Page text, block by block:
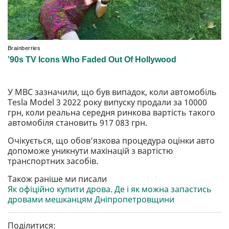
У МВС зазначили, що був випадок, коли автомобіль
Tesla Model 3 2022 року випуску продали за 10000
грн, коли реальна середня ринкова вартість такого
автомобіля становить 917 083 грн.
Очікується, що обов’язкова процедура оцінки авто
допоможе уникнути махінацій з вартістю
транспортних засобів.
Також раніше ми писали
Як офіційно купити дрова. Де і як можна запастись
дровами мешканцям Дніпропетровщини
Поділитися: